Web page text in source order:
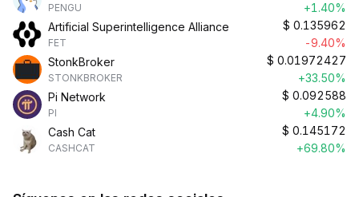
PENGU
+1.40%
Artificial Superintelligence Alliance
FET
$ 0.135962
-9.40%
StonkBroker
STONKBROKER
$ 0.01972427
+33.50%
Pi Network
PI
$ 0.092588
+4.90%
Cash Cat
CASHCAT
$ 0.145172
+69.80%